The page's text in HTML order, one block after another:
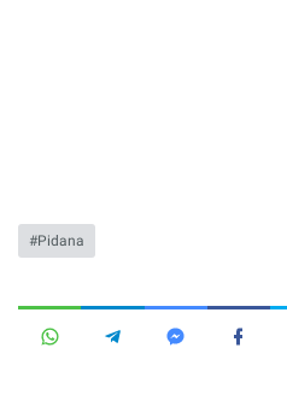
Pidana